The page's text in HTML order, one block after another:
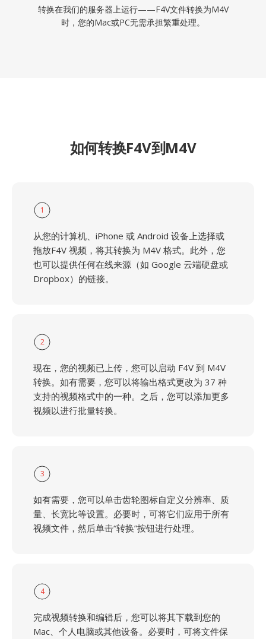
转换在我们的服务器上运行——F4V文件转换为M4V
时，您的Mac或PC无需承担繁重处理。
如何转换F4V到M4V
1
从您的计算机、iPhone 或 Android 设备上选择或
拖放F4V 视频，将其转换为 M4V 格式。此外，您
也可以提供任何在线来源（如 Google 云端硬盘或
Dropbox）的链接。
2
现在，您的视频已上传，您可以启动 F4V 到 M4V
转换。如有需要，您可以将输出格式更改为 37 种
支持的视频格式中的一种。之后，您可以添加更多
视频以进行批量转换。
3
如有需要，您可以单击齿轮图标自定义分辨率、质
量、长宽比等设置。必要时，可将它们应用于所有
视频文件，然后单击“转换”按钮进行处理。
4
完成视频转换和编辑后，您可以将其下载到您的
Mac、个人电脑或其他设备。必要时，可将文件保